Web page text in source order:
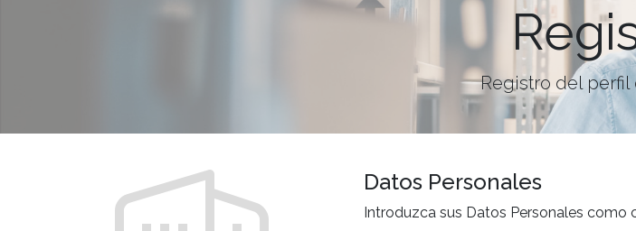
Registro del perfil
Datos Personales
Introduzca sus Datos Personales